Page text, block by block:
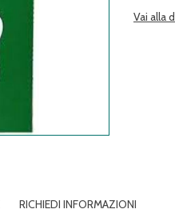
Vai alla
RICHIEDI INFORMAZIONI